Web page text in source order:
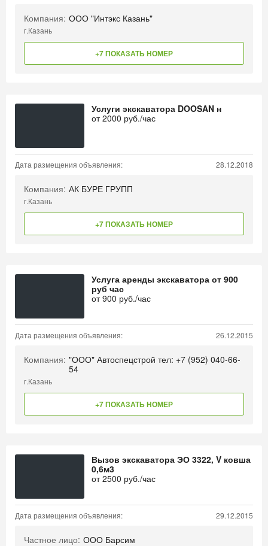
Компания: ООО "Интэкс Казань"
г.Казань
+7 ПОКАЗАТЬ НОМЕР
Услуги экскаватора DOOSAN н
от2000 руб./час
Дата размещения объявления: 28.12.2018
Компания: АК БУРЕ ГРУПП
г.Казань
+7 ПОКАЗАТЬ НОМЕР
Услуга аренды экскаватора от 900
руб час
от900 руб./час
Дата размещения объявления: 26.12.2015
Компания: "ООО" Автоспецстрой тел: +7 (952) 040-66-
54
г.Казань
+7 ПОКАЗАТЬ НОМЕР
Вызов экскаватора ЭО 3322, V ковша
0,6м3
от2500 руб./час
Дата размещения объявления: 29.12.2015
Частное лицо: ООО Барсим